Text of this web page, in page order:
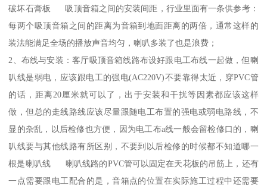
破坏石膏板 吸顶音箱之间的安装间距，行业里面有一条供参考：
每两个吸顶音箱之间的距离为音箱到地面距离的两倍，通常这样的
装法能满足全场的播放声音均匀，喇叭多装了也是浪费；
2、布线与安装：客厅吸顶音箱线路布设好跟电工布线一起做，但喇
叭线是弱电，应该跟电工的强电(AC220V)不要靠得太近，穿PVC管
的话，距离20厘米就可以了，出于安装和干扰等因素都应该这样
做，但总的走线路线应该尽量跟随电工布置的强电或弱电路线，不
显的杂乱，以后检修也方便，因为电工布a线一般会留检修口的，喇
叭线要与其他线路有所区别，不要到以后检修的时候都不知道哪一
根是喇叭线 喇叭线路的PVC管可以固定在天花板的吊筋上，还有
一点需要跟电工配合的是，音箱点的位置在实际施工过程中还需要